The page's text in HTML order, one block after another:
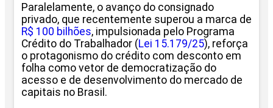
Paralelamente, o avanço do consignado
privado, que recentemente superou a marca de
R$ 100 bilhões, impulsionada pelo Programa
Crédito do Trabalhador (Lei 15.179/25), reforça
o protagonismo do crédito com desconto em
folha como vetor de democratização do
acesso e de desenvolvimento do mercado de
capitais no Brasil.